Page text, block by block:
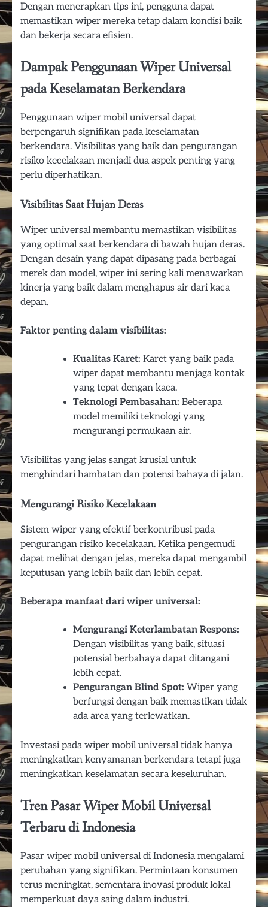
Dengan menerapkan tips ini, pengguna dapat
memastikan wiper mereka tetap dalam kondisi baik
dan bekerja secara efisien.
Dampak Penggunaan Wiper Universal
pada Keselamatan Berkendara
Penggunaan wiper mobil universal dapat
berpengaruh signifikan pada keselamatan
berkendara. Visibilitas yang baik dan pengurangan
risiko kecelakaan menjadi dua aspek penting yang
perlu diperhatikan.
Visibilitas Saat Hujan Deras
Wiper universal membantu memastikan visibilitas
yang optimal saat berkendara di bawah hujan deras.
Dengan desain yang dapat dipasang pada berbagai
merek dan model, wiper ini sering kali menawarkan
kinerja yang baik dalam menghapus air dari kaca
depan.
Faktor penting dalam visibilitas:
Kualitas Karet: Karet yang baik pada
wiper dapat membantu menjaga kontak
yang tepat dengan kaca.
Teknologi Pembasahan: Beberapa
model memiliki teknologi yang
mengurangi permukaan air.
Visibilitas yang jelas sangat krusial untuk
menghindari hambatan dan potensi bahaya di jalan.
Mengurangi Risiko Kecelakaan
Sistem wiper yang efektif berkontribusi pada
pengurangan risiko kecelakaan. Ketika pengemudi
dapat melihat dengan jelas, mereka dapat mengambil
keputusan yang lebih baik dan lebih cepat.
Beberapa manfaat dari wiper universal:
Mengurangi Keterlambatan Respons:
Dengan visibilitas yang baik, situasi
potensial berbahaya dapat ditangani
lebih cepat.
Pengurangan Blind Spot: Wiper yang
berfungsi dengan baik memastikan tidak
ada area yang terlewatkan.
Investasi pada wiper mobil universal tidak hanya
meningkatkan kenyamanan berkendara tetapi juga
meningkatkan keselamatan secara keseluruhan.
Tren Pasar Wiper Mobil Universal
Terbaru di Indonesia
Pasar wiper mobil universal di Indonesia mengalami
perubahan yang signifikan. Permintaan konsumen
terus meningkat, sementara inovasi produk lokal
memperkuat daya saing dalam industri.